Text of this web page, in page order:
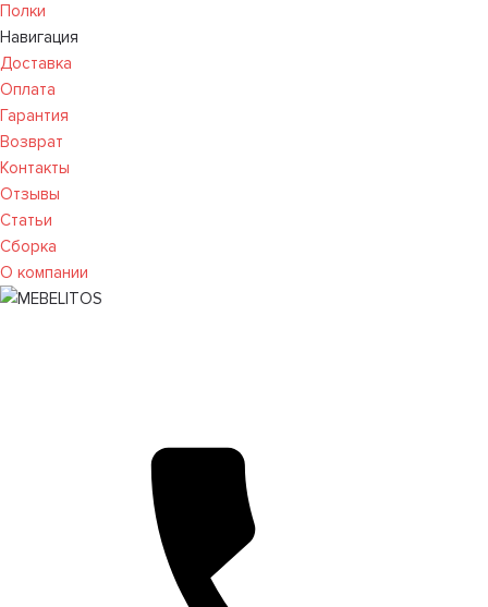
Полки
Навигация
Доставка
Оплата
Гарантия
Возврат
Контакты
Отзывы
Статьи
Сборка
О компании